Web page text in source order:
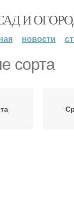
И
новости
сорта